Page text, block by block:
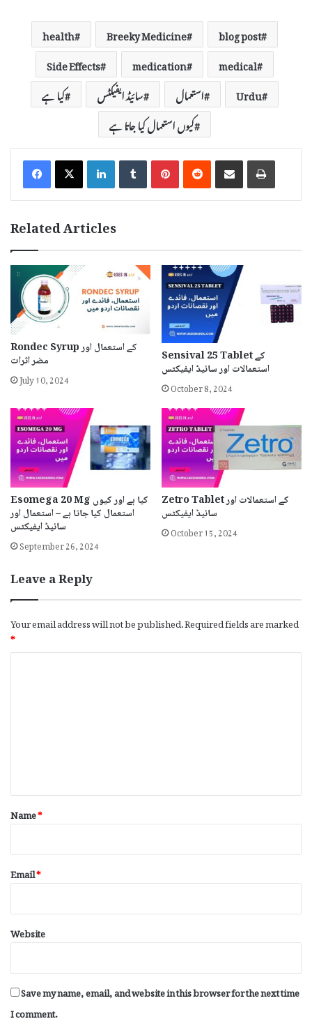
blog post
Breeky Medicine
health
medical
medication
Side Effects
Urdu
استعمال سائیڈ ایفیکٹس
کیا ہے
کیوں استعمال کیا جاتا ہے
LinkedInTumblrPinterestReddit Share via Email Print
Related Articles
Rondec Syrup کے استعمال اور
مضر اثرات
July 10, 2024
Sensival 25 Tablet کے
استعمالات اور سائیڈ ایفیکٹس
October 8, 2024
Esomega 20 Mg کیا ہے اور کیوں
استعمال کیا جاتا ہے – استعمال اور
سائیڈ ایفیکٹس
September 26, 2024
Zetro Tablet کے استعمالات اور
سائیڈ ایفیکٹس
October 15, 2024
Leave a Reply
Your email address will not be published.Required fields are marked
*
*
Name*
Email*
Website
Save my name, email, and website in this browser for the next time
I comment.